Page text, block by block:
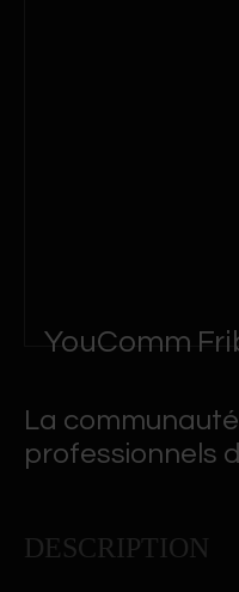
YouComm
La
professionnels
DESCRIPTION